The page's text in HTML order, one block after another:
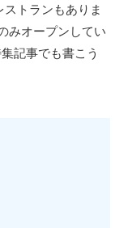
トランもありま
みオープンしてい
記事でも書こう